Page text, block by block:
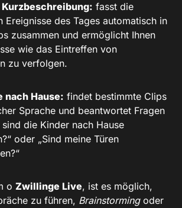
fasst die
Ereignisse des Tages automatisch in
zusammen und ermöglicht Ihnen
wie das Eintreffen von
zu verfolgen.
nach Hause: findet bestimmte Clips
Sprache und beantwortet Fragen
sind die Kinder nach Hause
oder „Sind meine Türen
o Zwillinge Live, ist es möglich,
zu führen, Brainstorming oder